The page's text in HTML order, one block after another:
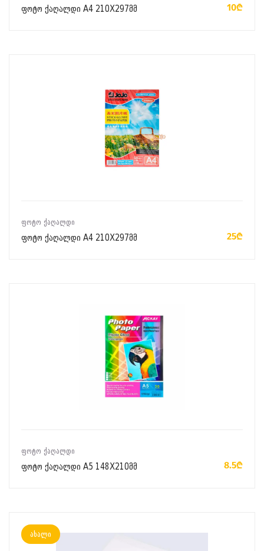
ფოტო ქაღალდი A4 210X297მმ 10₾
ᲤᲝᲢᲝ ᲥᲐᲦᲐᲚᲓᲘ
ფოტო ქაღალდი A4 210X297მმ 25₾
ᲤᲝᲢᲝ ᲥᲐᲦᲐᲚᲓᲘ
ფოტო ქაღალდი A5 148X210მმ 8.5₾
ახალი